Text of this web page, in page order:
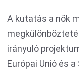
A kutatás a nők
irányuló
Európai Unió és